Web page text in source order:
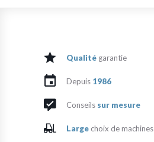
Qualité garantie
Depuis 1986
Conseils sur mesure
Large choix de machines